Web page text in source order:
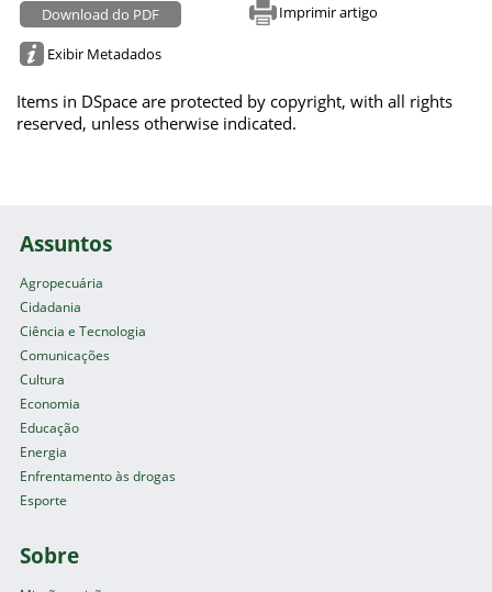
Download do PDF Imprimir artigo
Exibir Metadados
Items in DSpace are protected by copyright, with all rights
reserved, unless otherwise indicated.
Assuntos
Agropecuária
Cidadania
Ciência e Tecnologia
Comunicações
Cultura
Economia
Educação
Energia
Enfrentamento às drogas
Esporte
Sobre